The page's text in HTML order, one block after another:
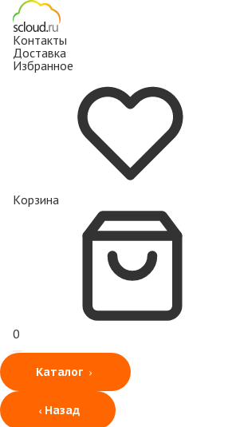
Контакты
Доставка
Избранное
Корзина
0
Каталог
Назад